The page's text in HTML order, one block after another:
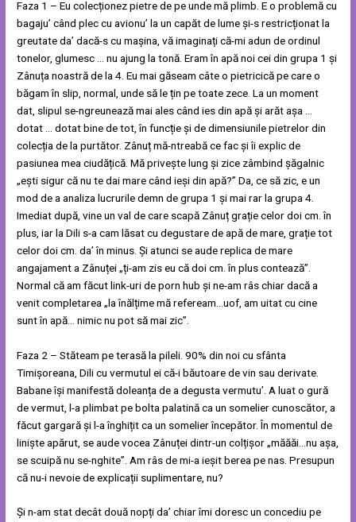
Faza 1 – Eu colecționez pietre de pe unde mă plimb. E o problemă cu
bagaju’ când plec cu avionu’ la un capăt de lume și-s restricționat la
greutate da’ dacă-s cu mașina, vă imaginați că-mi adun de ordinul
tonelor, glumesc … nu ajung la tonă. Eram în apă noi cei din grupa 1 și
Zânuța noastră de la 4. Eu mai găseam câte o pietricică pe care o
băgam în slip, normal, unde să le țin pe toate zece. La un moment
dat, slipul se-ngreunează mai ales când ies din apă și arăt așa …
dotat … dotat bine de tot, în funcție și de dimensiunile pietrelor din
colecția de la purtător. Zânuț mă-ntreabă ce fac și îi explic de
pasiunea mea ciudățică. Mă privește lung și zice zâmbind șăgalnic
„ești sigur că nu te dai mare când ieși din apă?” Da, ce să zic, e un
mod de a analiza lucrurile demn de grupa 1 și mai rar la grupa 4.
Imediat după, vine un val de care scapă Zânuț grație celor doi cm. în
plus, iar la Dili s-a cam lăsat cu degustare de apă de mare, grație tot
celor doi cm. da’ în minus. Și atunci se aude replica de mare
angajament a Zânuței „ți-am zis eu că doi cm. în plus contează”.
Normal că am făcut link-uri de porn hub și ne-am râs chiar dacă a
venit completarea „la înălțime mă refeream…uof, am uitat cu cine
sunt în apă… nimic nu pot să mai zic”.
Faza 2 – Stăteam pe terasă la pileli. 90% din noi cu sfânta
Timișoreana, Dili cu vermutul ei că-i băutoare de vin sau derivate.
Babane își manifestă doleanța de a degusta vermutu’. A luat o gură
de vermut, l-a plimbat pe bolta palatină ca un somelier cunoscător, a
făcut gargară și l-a înghițit ca un somelier începător. În momentul de
liniște apărut, se aude vocea Zânuței dintr-un colțișor „măăăi…nu așa,
se scuipă nu se-nghite”. Am râs de mi-a ieșit berea pe nas. Presupun
că nu-i nevoie de explicații suplimentare, nu?
Și n-am stat decât două nopți da’ chiar îmi doresc un concediu pe